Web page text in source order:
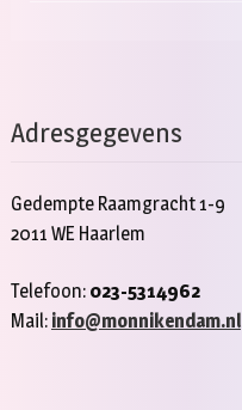
Adresgegevens
Gedempte Raamgracht 1-9
2011 WE Haarlem
Telefoon: 023-5314962
Mail: info@monnikendam.nl